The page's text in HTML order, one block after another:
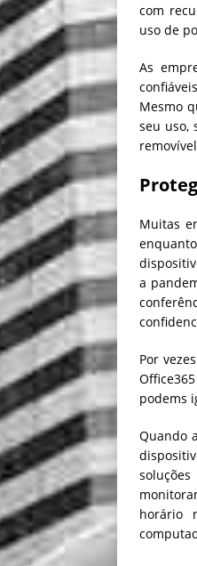
com
uso de
As
Mesmo
seu uso,
Muitas
a
Por
podems
Quando
horário